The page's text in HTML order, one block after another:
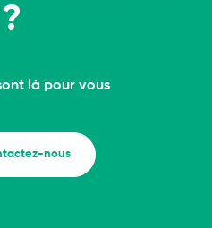
?
là pour vous
nous